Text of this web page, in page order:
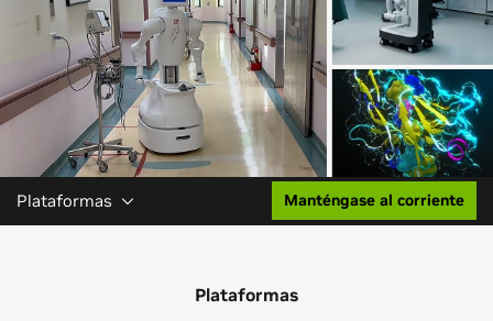
Plataformas Manténgase al corriente
Plataformas